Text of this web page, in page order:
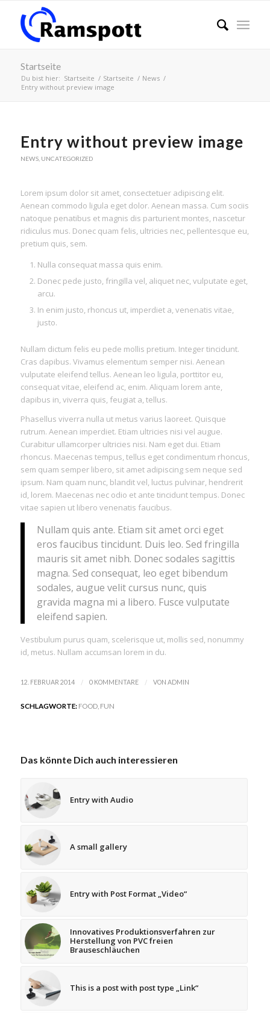
Startseite
Du bist hier: Startseite / Startseite / News /
Entry without preview image
Entry without preview image
NEWS, UNCATEGORIZED
Lorem ipsum dolor sit amet, consectetuer adipiscing elit.
Aenean commodo ligula eget dolor. Aenean massa. Cum sociis
natoque penatibus et magnis dis parturient montes, nascetur
ridiculus mus. Donec quam felis, ultricies nec, pellentesque eu,
pretium quis, sem.
Nulla consequat massa quis enim.
Donec pede justo, fringilla vel, aliquet nec, vulputate eget,
arcu.
In enim justo, rhoncus ut, imperdiet a, venenatis vitae,
justo.
Nullam dictum felis eu pede mollis pretium. Integer tincidunt.
Cras dapibus. Vivamus elementum semper nisi. Aenean
vulputate eleifend tellus. Aenean leo ligula, porttitor eu,
consequat vitae, eleifend ac, enim. Aliquam lorem ante,
dapibus in, viverra quis, feugiat a, tellus.
Phasellus viverra nulla ut metus varius laoreet. Quisque
rutrum. Aenean imperdiet. Etiam ultricies nisi vel augue.
Curabitur ullamcorper ultricies nisi. Nam eget dui. Etiam
rhoncus. Maecenas tempus, tellus eget condimentum rhoncus,
sem quam semper libero, sit amet adipiscing sem neque sed
ipsum. Nam quam nunc, blandit vel, luctus pulvinar, hendrerit
id, lorem. Maecenas nec odio et ante tincidunt tempus. Donec
vitae sapien ut libero venenatis faucibus.
Nullam quis ante. Etiam sit amet orci eget
eros faucibus tincidunt. Duis leo. Sed fringilla
mauris sit amet nibh. Donec sodales sagittis
magna. Sed consequat, leo eget bibendum
sodales, augue velit cursus nunc, quis
gravida magna mi a libero. Fusce vulputate
eleifend sapien.
Vestibulum purus quam, scelerisque ut, mollis sed, nonummy
id, metus. Nullam accumsan lorem in du.
12. FEBRUAR 2014 / 0 KOMMENTARE / VON ADMIN
SCHLAGWORTE: FOOD, FUN
Das könnte Dich auch interessieren
Entry with Audio
A small gallery
Entry with Post Format „Video“
Innovatives Produktionsverfahren zur
Herstellung von PVC freien
Brauseschläuchen
This is a post with post type „Link“